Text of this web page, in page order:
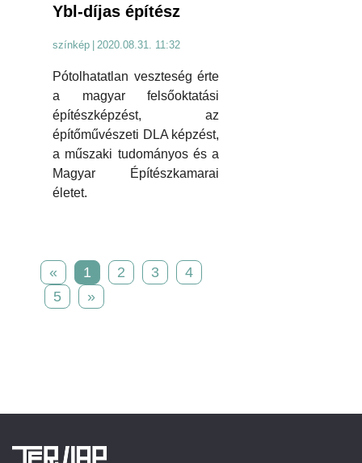
Ybl-díjas építész
színkép 2020.08.31. 11:32
Pótolhatatlan veszteség érte
a magyar felsőoktatási
építészképzést, az
építőművészeti DLA képzést,
a műszaki tudományos és a
Magyar Építészkamarai
életet.
« 1 2 3
4
5
»